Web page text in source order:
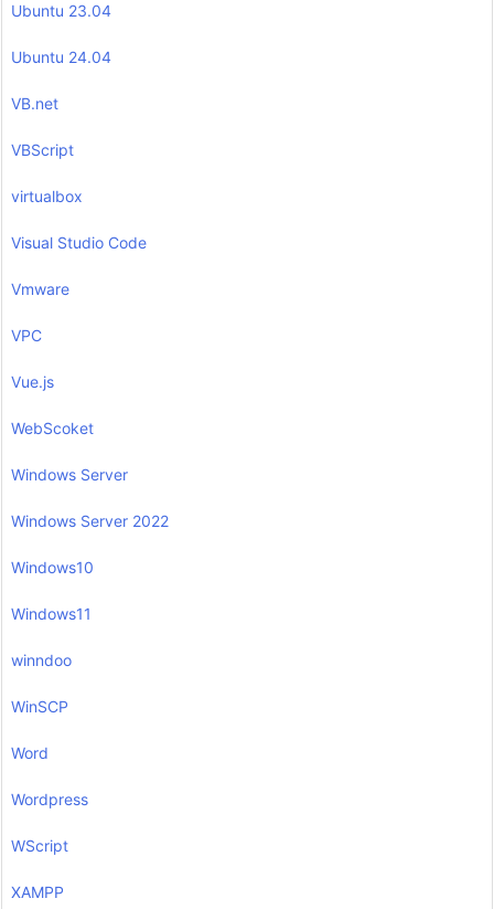
Ubuntu 23.04
Ubuntu 24.04
VB.net
VBScript
virtualbox
Visual Studio Code
Vmware
VPC
Vue.js
WebScoket
Windows Server
Windows Server 2022
Windows10
Windows11
winndoo
WinSCP
Word
Wordpress
WScript
XAMPP